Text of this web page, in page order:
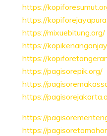
https://
https://
https://mixuebitung.org/
https://
https://
https://pagisorepik.org/
https://
https://
https://
https://